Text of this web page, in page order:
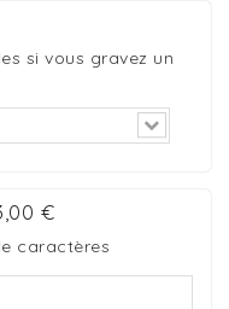
si vous gravez un
€
caractères